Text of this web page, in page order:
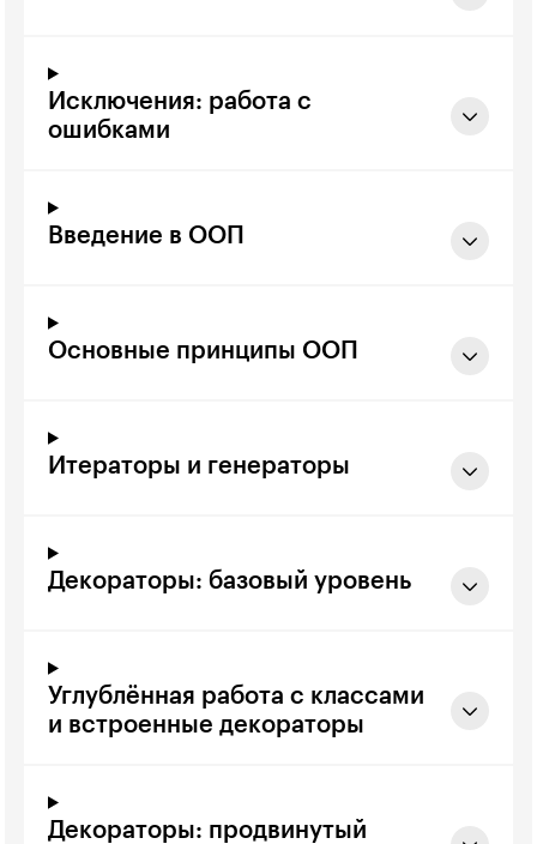
Исключения: работа с
ошибками
Введение в ООП
Основные принципы ООП
Итераторы и генераторы
Декораторы: базовый уровень
Углублённая работа с классами
и встроенные декораторы
Декораторы: продвинутый